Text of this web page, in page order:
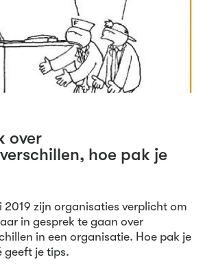
over
hoe pak je
2019 zijn organisaties verplicht om
in gesprek te gaan over
in een organisatie. Hoe pak je
geeft je tips.